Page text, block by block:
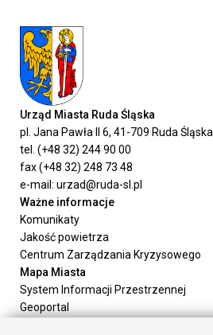
Urząd Miasta Ruda Śląska
pl. Jana Pawła II 6, 41-709 Ruda Śląska
tel. (+48 32) 244 90 00
fax (+48 32) 248 73 48
e-mail: urzad@ruda-sl.pl
Ważne informacje
Komunikaty
Jakość powietrza
Centrum Zarządzania Kryzysowego
Mapa Miasta
System Informacji Przestrzennej
Geoportal